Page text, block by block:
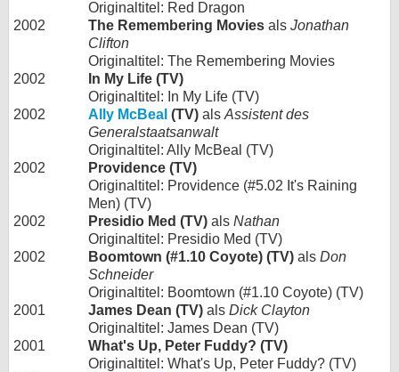
Originaltitel: Red Dragon
2002
The Remembering Movies als Jonathan
Clifton
Originaltitel: The Remembering Movies
2002
In My Life (TV)
Originaltitel: In My Life (TV)
2002
Ally McBeal (TV) als Assistent des
Generalstaatsanwalt
Originaltitel: Ally McBeal (TV)
2002
Providence (TV)
Originaltitel: Providence (#5.02 It's Raining
Men) (TV)
2002
Presidio Med (TV) als Nathan
Originaltitel: Presidio Med (TV)
2002
Boomtown (#1.10 Coyote) (TV) als Don
Schneider
Originaltitel: Boomtown (#1.10 Coyote) (TV)
2001
James Dean (TV) als Dick Clayton
Originaltitel: James Dean (TV)
2001
What's Up, Peter Fuddy? (TV)
Originaltitel: What's Up, Peter Fuddy? (TV)